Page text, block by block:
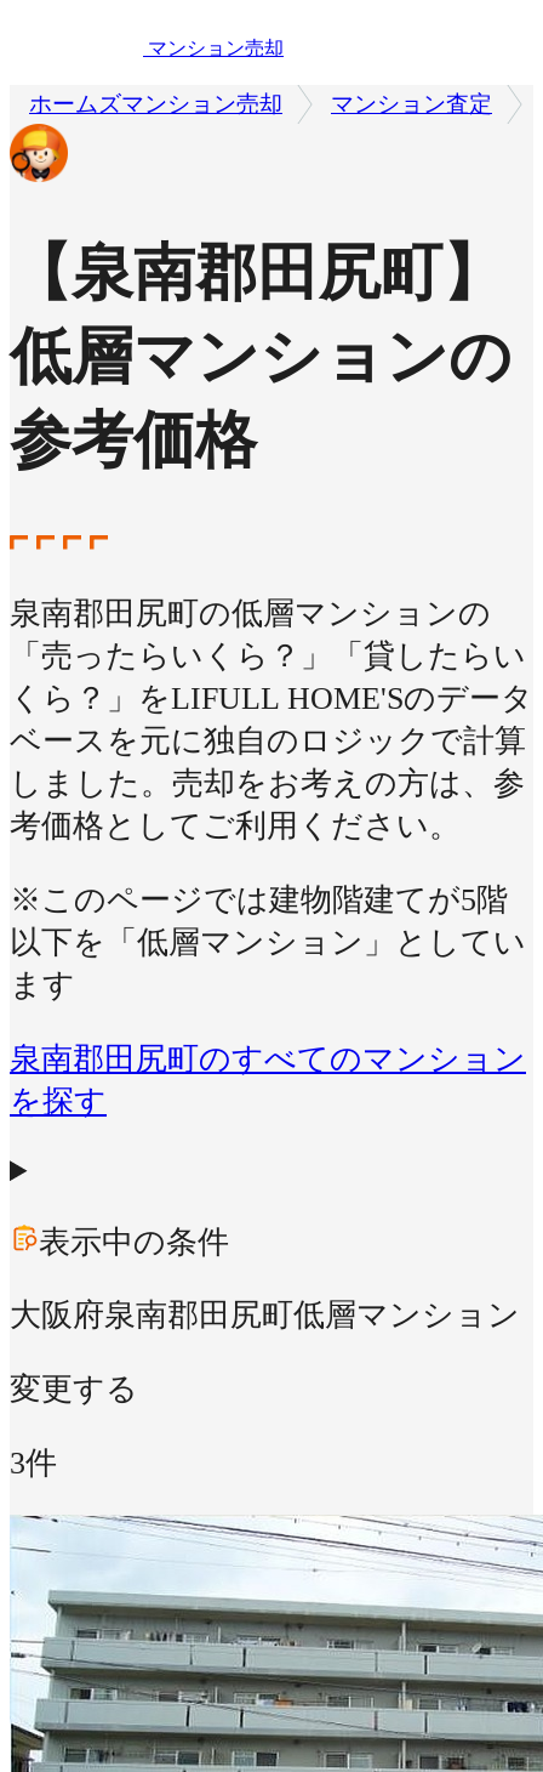
マンション売却
ホームズマンション売却 マンション査定
【泉南郡田尻町】
低層マンションの
参考価格
泉南郡田尻町の低層マンションの
「売ったらいくら？」「貸したらい
くら？」をLIFULL HOME'Sのデータ
ベースを元に独自のロジックで計算
しました。売却をお考えの方は、参
考価格としてご利用ください。
※このページでは建物階建てが5階
以下を「低層マンション」としてい
ます
泉南郡田尻町のすべてのマンション
を探す
表示中の条件
大阪府泉南郡田尻町低層マンション
変更する
3件